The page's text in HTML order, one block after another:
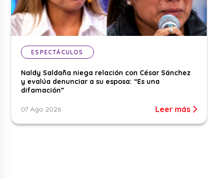
ESPECTÁCULOS
Naldy Saldaña niega relación con César Sánchez
y evalúa denunciar a su esposa: “Es una
difamación”
07 Ago 2026 Leer más